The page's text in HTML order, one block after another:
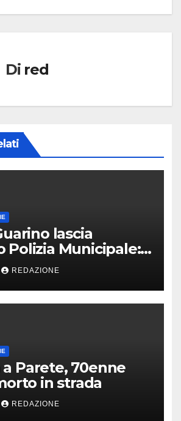
Di red
lascia
Polizia Municipale:
REDAZIONE
Parete, 70enne
in strada
REDAZIONE